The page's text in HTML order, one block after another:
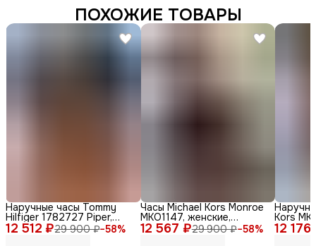
ПОХОЖИЕ ТОВАРЫ
12 512 ₽29 900 ₽−58%
Наручные часы Tommy
Hilfiger 1782727 Piper,
женские, кварцевые,
нержавеющая сталь,
12 567 ₽29 900 ₽−58%
Часы Michael Kors Monroe
MKO1147, женские,
кварцевые, дизайн Zebra
Print
12 176
Kors